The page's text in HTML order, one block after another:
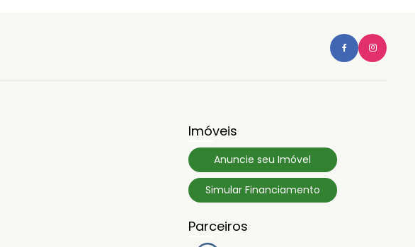
Imóveis
Anuncie seu Imóvel
Simular Financiamento
Parceiros